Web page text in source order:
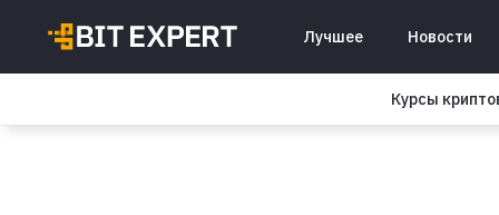
Лучшее Новости
Курсы